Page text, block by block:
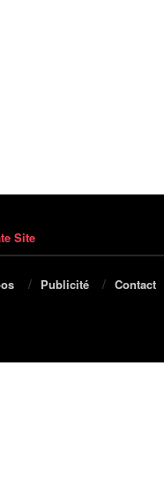
Site
Publicité Contact